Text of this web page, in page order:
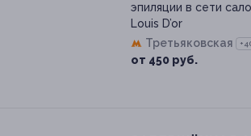
эпиляции в сети
Louis D’or
Третьяковская
от 450 руб.